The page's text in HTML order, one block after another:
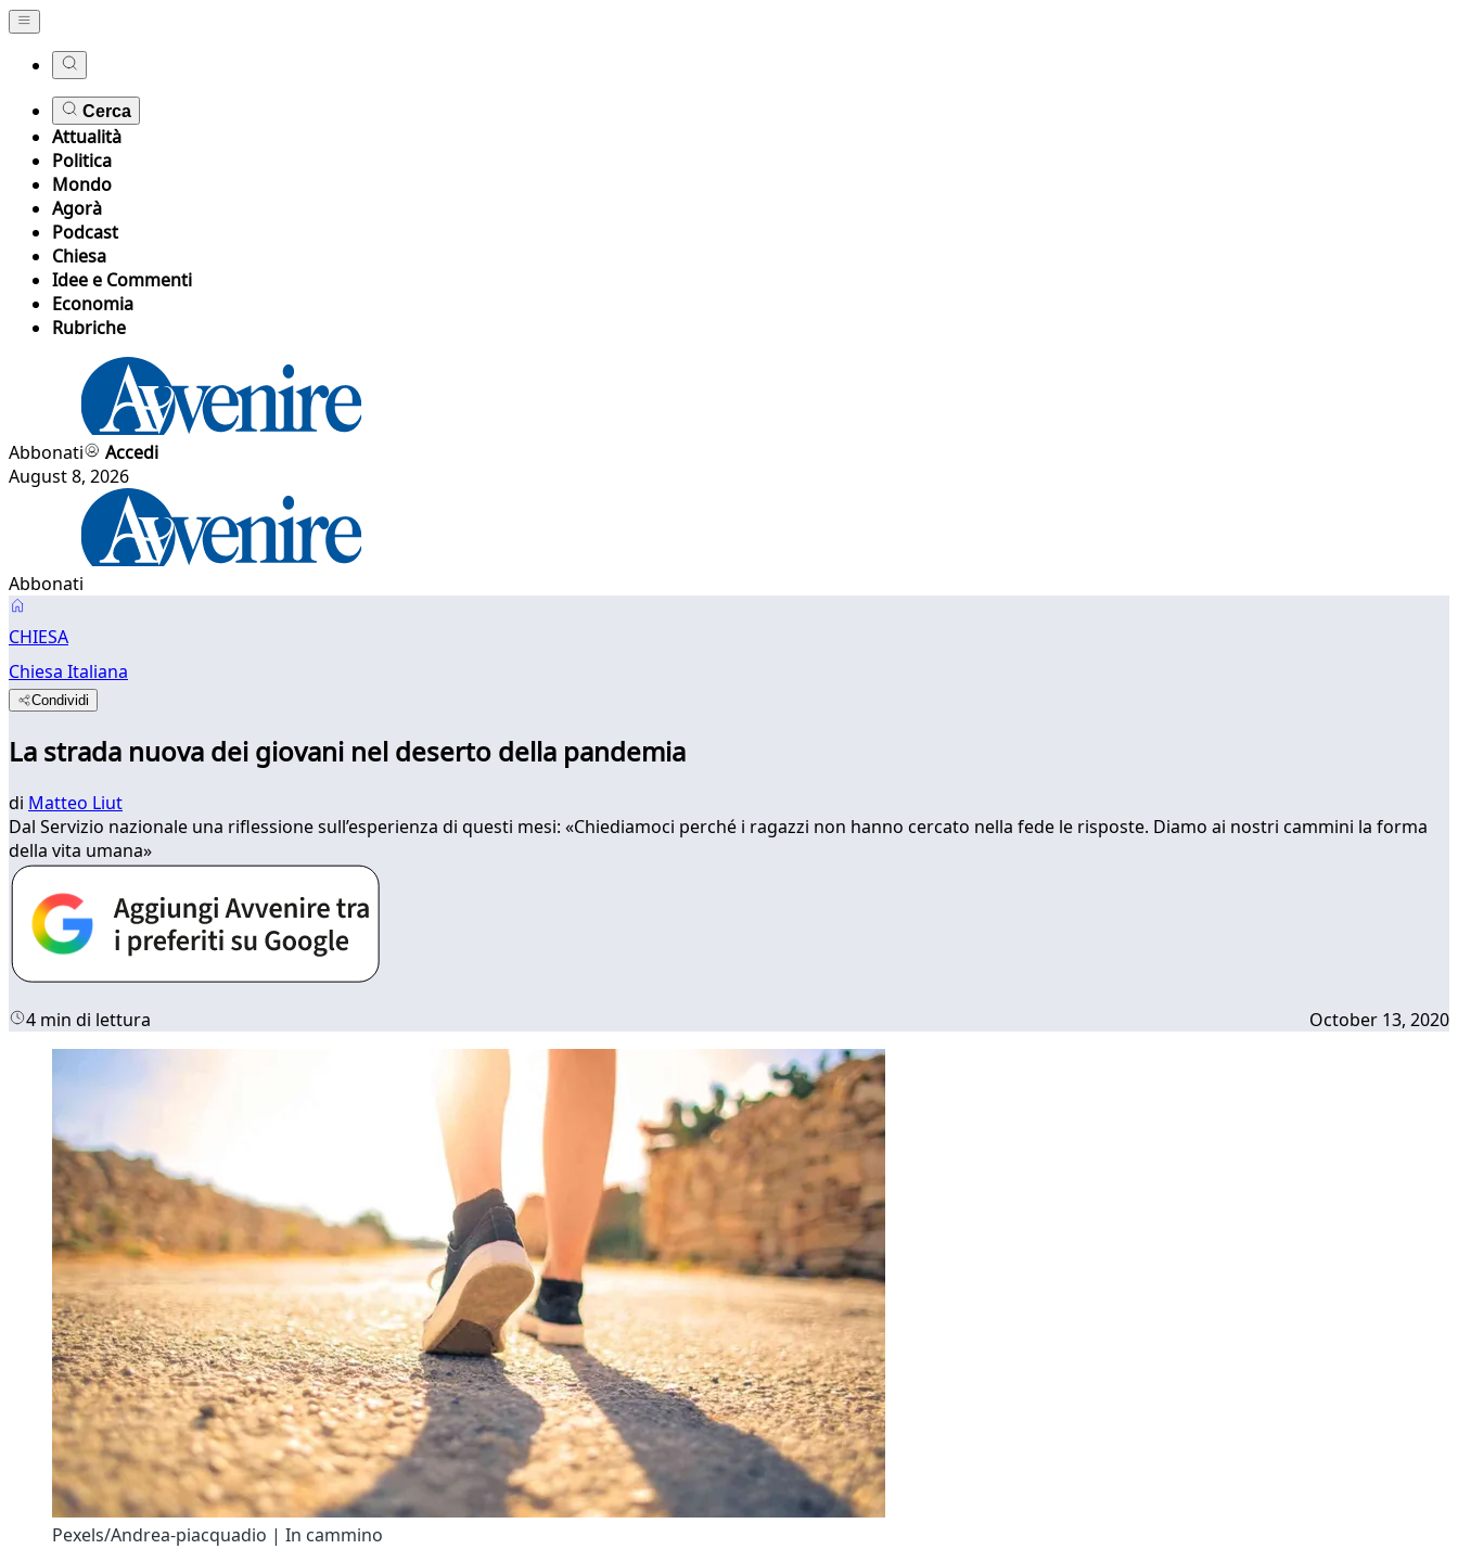
Cerca
Attualità
Politica
Mondo
Agorà
Podcast
Chiesa
Idee e Commenti
Economia
Rubriche
Abbonati
Accedi
August 8, 2026
Abbonati
CHIESA
Chiesa Italiana
Condividi
La strada nuova dei giovani nel deserto della pandemia
di Matteo Liut
Dal Servizio nazionale una riflessione sull’esperienza di questi mesi: «Chiediamoci perché i ragazzi non hanno cercato nella fede le risposte. Diamo ai nostri cammini la forma
della vita umana»
4 min di lettura October 13, 2020
Pexels/Andrea-piacquadio | In cammino